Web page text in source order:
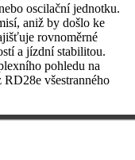
oscilační jednotku.
aniž by došlo ke
rovnoměrné
a jízdní stabilitou.
pohledu na
všestranného